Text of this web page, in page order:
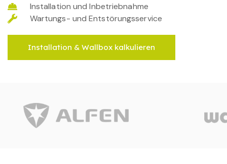
Installation und Inbetriebnahme
Wartungs- und Entstörungsservice
Installation & Wallbox kalkulieren